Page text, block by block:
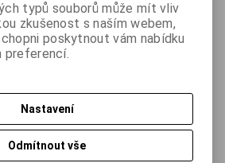
typů souborů může mít vliv
zkušenost s naším webem,
poskytnout vám nabídku
preferencí.
Nastavení
Odmítnout vše